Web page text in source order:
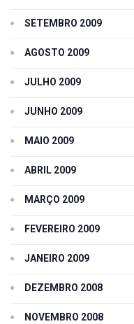
SETEMBRO 2009
AGOSTO 2009
JULHO 2009
JUNHO 2009
MAIO 2009
ABRIL 2009
MARÇO 2009
FEVEREIRO 2009
JANEIRO 2009
DEZEMBRO 2008
NOVEMBRO 2008